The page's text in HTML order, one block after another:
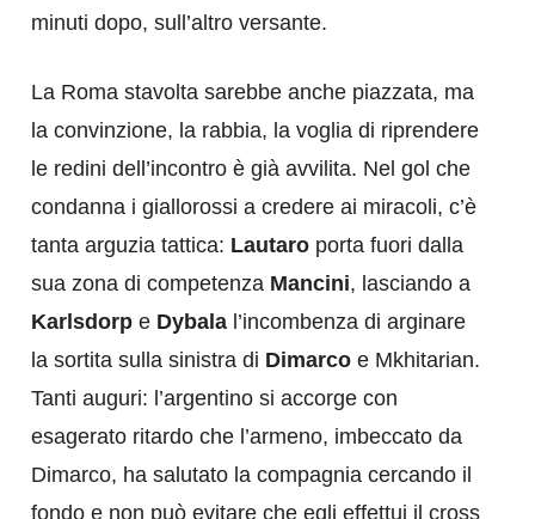
minuti dopo, sull’altro versante.
La Roma stavolta sarebbe anche piazzata, ma
la convinzione, la rabbia, la voglia di riprendere
le redini dell’incontro è già avvilita. Nel gol che
condanna i giallorossi a credere ai miracoli, c’è
tanta arguzia tattica: Lautaro porta fuori dalla
sua zona di competenza Mancini, lasciando a
Karlsdorp e Dybala l’incombenza di arginare
la sortita sulla sinistra di Dimarco e Mkhitarian.
Tanti auguri: l’argentino si accorge con
esagerato ritardo che l’armeno, imbeccato da
Dimarco, ha salutato la compagnia cercando il
fondo e non può evitare che egli effettui il cross